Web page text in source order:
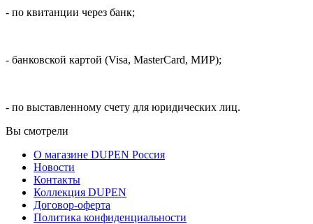
- по квитанции через банк;
- банковской картой (Visa, MasterCard, МИР);
- по выставленному счету для юридических лиц.
Вы смотрели
О магазине DUPEN Россия
Новости
Контакты
Коллекция DUPEN
Договор-оферта
Политика конфиденциальности